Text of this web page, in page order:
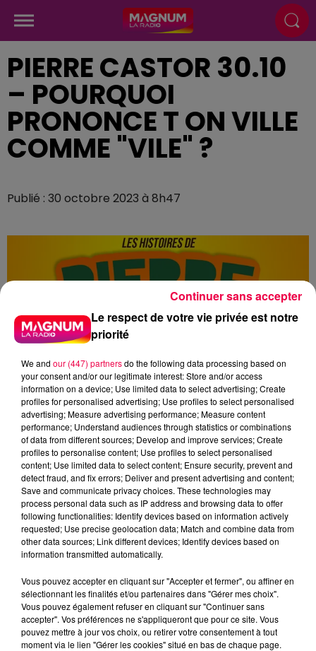
PIERRE CASTOR 30.10
– POURQUOI
PRONONCE T ON VILLE
COMME "VILE" ?
Publié : 30 octobre 2023 à 8h47
podcasts/2023/10/PIERRE-CASTOR-30.10-–-
POURQUOI-PRONONCE-T-ON-VILLE-COMME-
VILE.mp3
Le respect de votre vie privée est notre
priorité
We and our (447) partnersdo the following data processing based on
your consent and/or our legitimate interest: Store and/or access
information on a device; Use limited data to select advertising; Create
profiles for personalised advertising; Use profiles to select personalised
advertising; Measure advertising performance; Measure content
performance; Understand audiences through statistics or combinations
of data from different sources; Develop and improve services; Create
profiles to personalise content; Use profiles to select personalised
content; Use limited data to select content; Ensure security, prevent and
detect fraud, and fix errors; Deliver and present advertising and content;
Save and communicate privacy choices. These technologies may
process personal data such as IP address and browsing data to offer
following functionalities: Identify devices based on information actively
requested; Use precise geolocation data; Match and combine data from
other data sources; Link different devices; Identify devices based on
information transmitted automatically.
Vous pouvez accepter en cliquant sur "Accepter et fermer", ou affiner en
sélectionnant les finalités et/ou partenaires dans "Gérer mes choix".
Vous pouvez également refuser en cliquant sur "Continuer sans
accepter". Vos préférences ne s'appliqueront que pour ce site. Vous
pouvez mettre à jour vos choix, ou retirer votre consentement à tout
moment via le lien "Gérer les cookies" situé en bas de chaque page.
Continuer sans accepter